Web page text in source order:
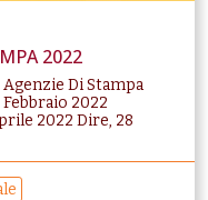
2022
Di Stampa
2022
2022 Dire, 28